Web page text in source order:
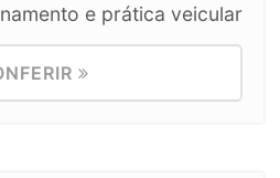
e prática veicular